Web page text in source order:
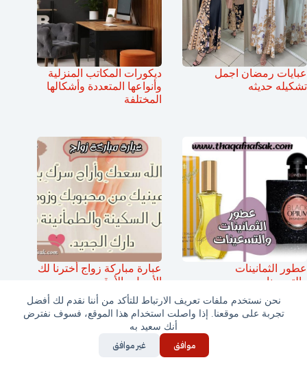
نحن نستخدم ملفات تعريف الارتباط للتأكد من أننا نقدم لك أفضل
تجربة على موقعنا. إذا واصلت استخدام هذا الموقع، فسوف نفترض
أنك سعيد به
موافق غير موافق
عبايات رمضان اجمل
تشكيله حديثه
ديكورات المكاتب المنزلية
وأنواعها المتعددة وأشكالها
المختلفة
عطور الثمانينات
والتسعينات
عبارة مباركة زواج أخترنا لك
الأجمل والأرقى